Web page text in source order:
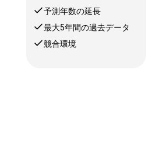
予測年数の延長
最大5年間の過去データ
競合環境